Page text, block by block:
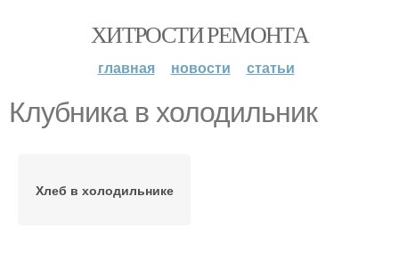
ХИТРОСТИ РЕМОНТА
главная новости статьи
Клубника в холодильник
Хлеб в холодильнике